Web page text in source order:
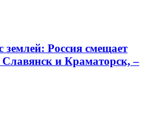
землей: Россия смещает
и Краматорск, –